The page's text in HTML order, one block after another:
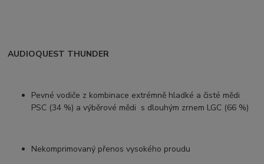
AUDIOQUEST THUNDER
Pevné vodiče z kombinace extrémně hladké a čisté mědi
PSC (34 %) a výběrové mědi s dlouhým zrnem LGC (66 %)
Nekomprimovaný přenos vysokého proudu